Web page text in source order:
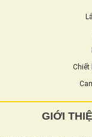
Chiết
GIỚI